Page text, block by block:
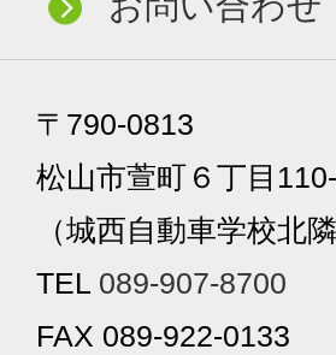
〒790-0813
松山市萱町６丁目
（城西自動車学校北隣
TEL 089-907-8700
FAX 089-922-0133